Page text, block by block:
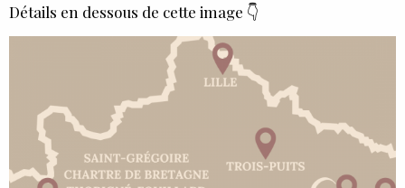
Détails en dessous de cette image 👇